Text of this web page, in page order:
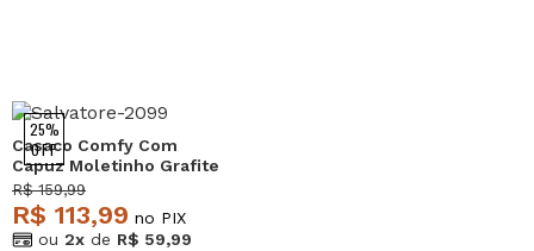
25%
OFF
Casaco Comfy Com
Capuz Moletinho Grafite
Salvatore
R$ 159,99
R$ 113,99 no PIX
ou 2x de R$ 59,99